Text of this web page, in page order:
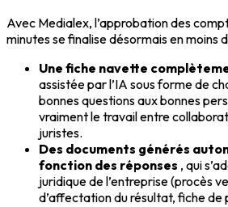
Avec Medialex, l’approbation des
minutes se finalise désormais en moins
Une fiche navette
assistée par l’IA sous forme de
bonnes questions aux bonnes
vraiment le travail entre
juristes.
Des documents générés
fonction des réponses , qui
juridique de l’entreprise (procès
d’affectation du résultat, fiche de